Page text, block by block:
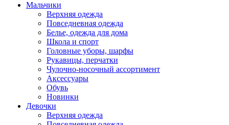
Мальчики
Верхняя одежда
Повседневная одежда
Белье, одежда для дома
Школа и спорт
Головные уборы, шарфы
Рукавицы, перчатки
Чулочно-носочный ассортимент
Аксессуары
Обувь
Новинки
Девочки
Верхняя одежда